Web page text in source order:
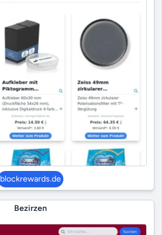
blockrewards.de
Bezirzen